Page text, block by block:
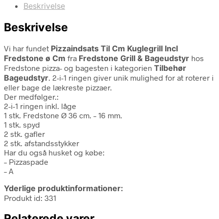
Beskrivelse
Beskrivelse
Vi har fundet Pizzaindsats Til Cm Kuglegrill Incl
Fredstone ø Cm fra Fredstone Grill & Bageudstyr hos
Fredstone pizza- og bagesten i kategorien Tilbehør
Bageudstyr. 2-i-1 ringen giver unik mulighed for at roterer i
eller bage de lækreste pizzaer.
Der medfølger.:
2-i-1 ringen inkl. låge
1 stk. Fredstone Ø 36 cm. – 16 mm.
1 stk. spyd
2 stk. gafler
2 stk. afstandsstykker
Har du også husket og købe:
– Pizzaspade
– A
Yderlige produktinformationer:
Produkt id: 331